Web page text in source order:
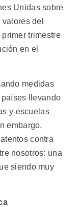
Unidas sobre
del
trimestre
en el
medidas
llevando
y escuelas
embargo,
contra
nosotros: una
siendo muy